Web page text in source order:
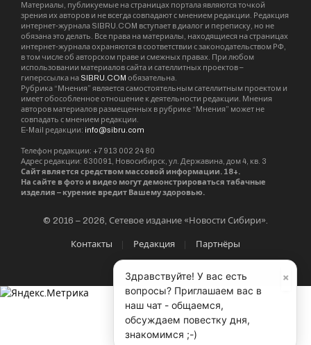
Материалы, публикуемые на страницах портала являются точкой
зрения их авторов и не всегда совпадают с мнением редакции. Редакция
интернет-журнала SIBRU.COM вступает в диалог и переписку, но не
обязана это делать. Все права на материалы, находящиеся на страницах
интернет-журнала охраняются в соответствии с законодательством РФ,
в том числе об авторском праве и смежных правах. При любом
использовании материалов сайта и сателлитных проектов –
гиперссылка на SIBRU.COM обязательна.
Рубрика “Мнения” является самостоятельным сателлитным проектом и
имеет обособленное отношение к деятельности редакции. Мнения
авторов материалов размещенных в рубрике “Мнения” может не
совпадать с мнением редакции.
E-Mail редакции: info@sibru.com
Телефон редакции: +7 913 002 24 80
Адрес редакции: 630091, Новосибирск, ул. Державина, дом 4, кв. 3
Сайт является средством массовой информации. 18+.
На сайте в фото и видео могут демонстрироваться табачные
изделия – курение вредит Вашему здоровью.
© 2016 – 2026, Сетевое издание «Новости Сибири».
Контакты Редакция Партнёры
×
Здравствуйте! У вас есть
вопросы? Приглашаем вас в
наш чат - общаемся,
обсуждаем повестку дня,
знакомимся ;-)